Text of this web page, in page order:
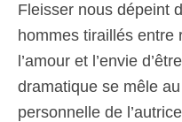
Fleisser nous dépeint
hommes tiraillés entre
l’amour et l’envie
dramatique se mêle
personnelle de